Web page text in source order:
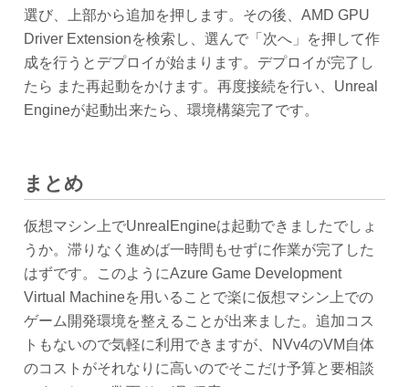
選び、上部から追加を押します。その後、AMD GPU
Driver Extensionを検索し、選んで「次へ」を押して作
成を行うとデプロイが始まります。デプロイが完了し
たら また再起動をかけます。再度接続を行い、Unreal
Engineが起動出来たら、環境構築完了です。
まとめ
仮想マシン上でUnrealEngineは起動できましたでしょ
うか。滞りなく進めば一時間もせずに作業が完了した
はずです。このようにAzure Game Development
Virtual Machineを用いることで楽に仮想マシン上での
ゲーム開発環境を整えることが出来ました。追加コス
トもないので気軽に利用できますが、NVv4のVM自体
のコストがそれなりに高いのでそこだけ予算と要相談